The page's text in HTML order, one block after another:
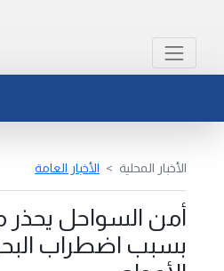
الأخبار المحلية الأخبار العامة
أمن السواحل يحذر
بسبب اضطراب